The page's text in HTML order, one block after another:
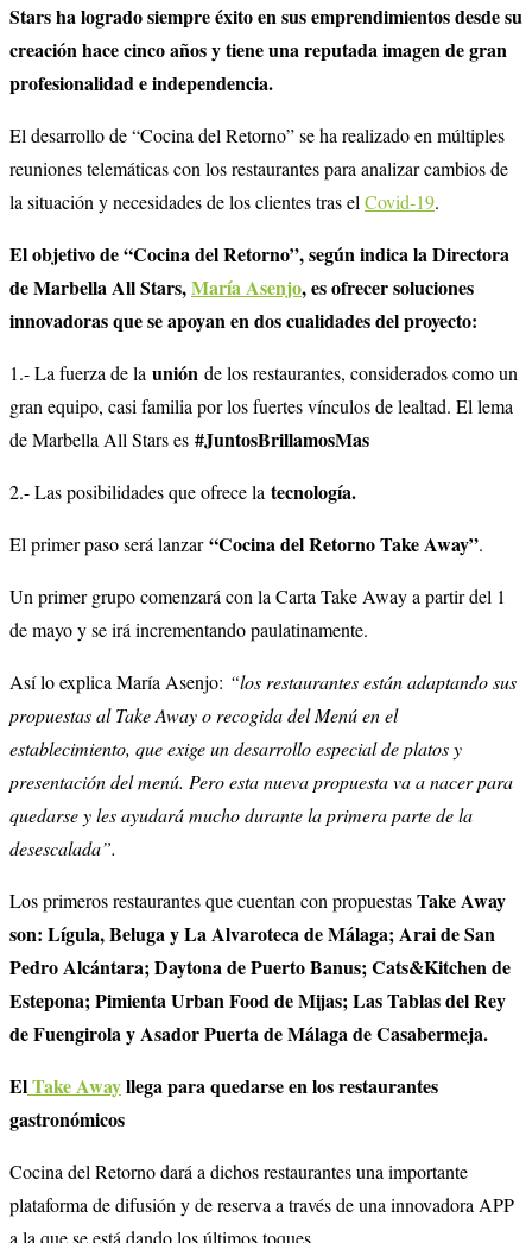
Stars ha logrado siempre éxito en sus emprendimientos desde su
creación hace cinco años y tiene una reputada imagen de gran
profesionalidad e independencia.
El desarrollo de “Cocina del Retorno” se ha realizado en múltiples
reuniones telemáticas con los restaurantes para analizar cambios de
la situación y necesidades de los clientes tras el Covid-19.
El objetivo de “Cocina del Retorno”, según indica la Directora
de Marbella All Stars,María Asenjo, es ofrecer soluciones
innovadoras que se apoyan en dos cualidades del proyecto:
1.- La fuerza de la unión de los restaurantes, considerados como un
gran equipo, casi familia por los fuertes vínculos de lealtad. El lema
de Marbella All Stars es #JuntosBrillamosMas
2.- Las posibilidades que ofrece la tecnología.
El primer paso será lanzar“Cocina del Retorno Take Away”.
Un primer grupo comenzará con la Carta Take Away a partir del 1
de mayo y se irá incrementando paulatinamente.
Así lo explica María Asenjo: “los restaurantes están adaptando sus
propuestas al Take Away o recogida del Menú en el
establecimiento, que exige un desarrollo especial de platos y
presentación del menú. Pero esta nueva propuesta va a nacer para
quedarse y les ayudará mucho durante la primera parte de la
desescalada”.
Los primeros restaurantes que cuentan con propuestasTake Away
son: Lígula, Beluga y La Alvaroteca de Málaga; Arai de San
Pedro Alcántara; Daytona de Puerto Banus; Cats&Kitchen de
Estepona; Pimienta Urban Food de Mijas; Las Tablas del Rey
de Fuengirola y Asador Puerta de Málaga de Casabermeja.
ElTake Awayllega para quedarse en los restaurantes
gastronómicos
Cocina del Retorno dará a dichos restaurantes una importante
plataforma de difusión y de reserva a través de una innovadora APP
a la que se está dando los últimos toques.